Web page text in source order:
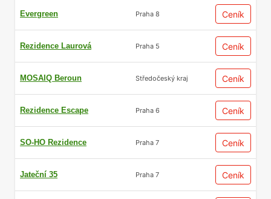
Evergreen Praha 8 Ceník
Rezidence Laurová Praha 5 Ceník
MOSAIQ Beroun Středočeský kraj Ceník
Rezidence Escape Praha 6 Ceník
SO-HO Rezidence Praha 7 Ceník
Jateční 35 Praha 7 Ceník